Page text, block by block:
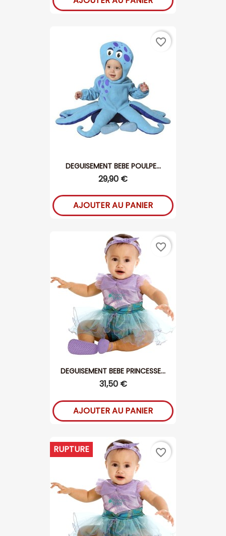
DEGUISEMENT BEBE POULPE...
29,90 €
AJOUTER AU PANIER
favorite_border
DEGUISEMENT BEBE PRINCESSE...
31,50 €
AJOUTER AU PANIER
favorite_border
RUPTURE favorite_border